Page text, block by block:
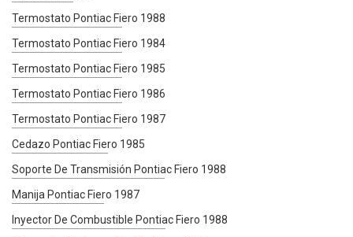
Termostato Pontiac Fiero 1988
Termostato Pontiac Fiero 1984
Termostato Pontiac Fiero 1985
Termostato Pontiac Fiero 1986
Termostato Pontiac Fiero 1987
Cedazo Pontiac Fiero 1985
Soporte De Transmisión Pontiac Fiero 1988
Manija Pontiac Fiero 1987
Inyector De Combustible Pontiac Fiero 1988